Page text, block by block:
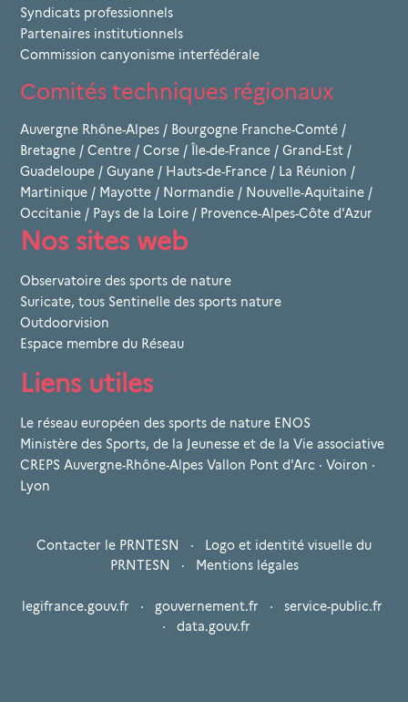
Syndicats professionnels
Partenaires institutionnels
Commission canyonisme interfédérale
Comités techniques régionaux
Auvergne Rhône-Alpes / Bourgogne Franche-Comté /
Bretagne / Centre / Corse / Île-de-France / Grand-Est /
Guadeloupe / Guyane / Hauts-de-France / La Réunion /
Martinique / Mayotte / Normandie / Nouvelle-Aquitaine /
Occitanie / Pays de la Loire / Provence-Alpes-Côte d'Azur
Nos sites web
Observatoire des sports de nature
Suricate, tous Sentinelle des sports nature
Outdoorvision
Espace membre du Réseau
Liens utiles
Le réseau européen des sports de nature ENOS
Ministère des Sports, de la Jeunesse et de la Vie associative
CREPS Auvergne-Rhône-Alpes Vallon Pont d'Arc · Voiron ·
Lyon
Contacter le PRNTESN ·
Logo et identité visuelle du
PRNTESN
· Mentions légales
legifrance.gouv.fr · gouvernement.fr · service-public.fr
· data.gouv.fr